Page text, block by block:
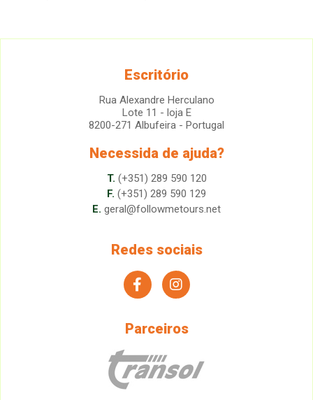
Escritório
Rua Alexandre Herculano
Lote 11 - loja E
8200-271 Albufeira - Portugal
Necessida de ajuda?
T. (+351) 289 590 120
F. (+351) 289 590 129
E. geral@followmetours.net
Redes sociais
facebookinstagram
Parceiros